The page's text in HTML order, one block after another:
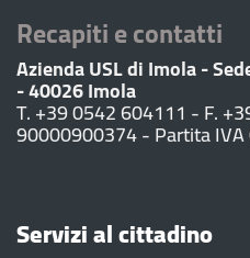
Recapiti e contatti
Azienda USL di Imola -
- 40026 Imola
T. +39 0542 604111 - F.
90000900374 - Partita
Servizi al cittadino